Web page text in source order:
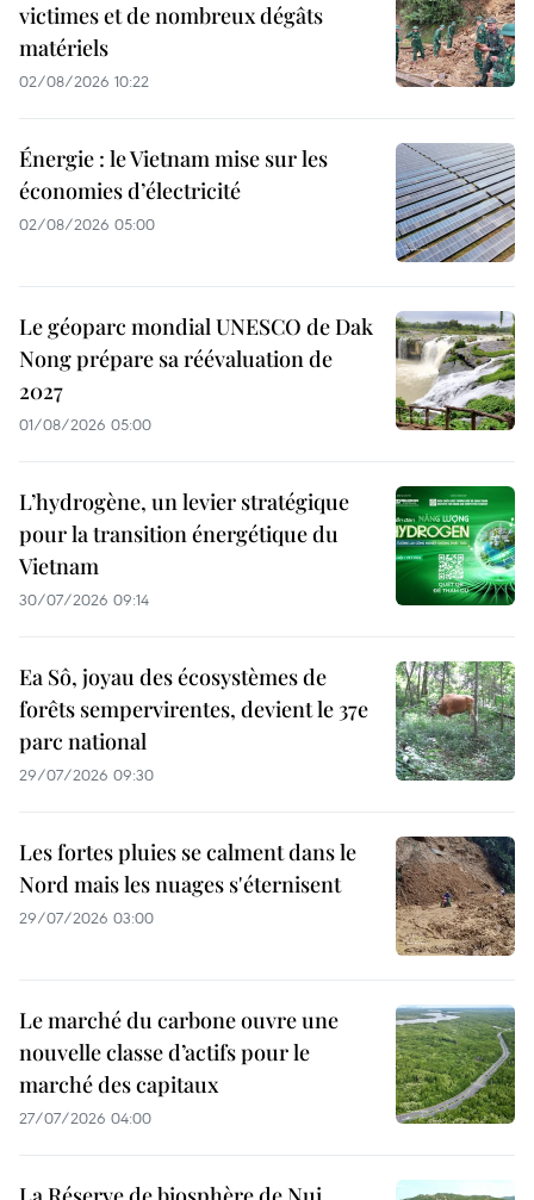
victimes et de nombreux dégâts
matériels
02/08/2026 10:22
Énergie : le Vietnam mise sur les
économies d’électricité
02/08/2026 05:00
Le géoparc mondial UNESCO de Dak
Nong prépare sa réévaluation de
2027
01/08/2026 05:00
L’hydrogène, un levier stratégique
pour la transition énergétique du
Vietnam
30/07/2026 09:14
Ea Sô, joyau des écosystèmes de
forêts sempervirentes, devient le 37e
parc national
29/07/2026 09:30
Les fortes pluies se calment dans le
Nord mais les nuages s'éternisent
29/07/2026 03:00
Le marché du carbone ouvre une
nouvelle classe d’actifs pour le
marché des capitaux
27/07/2026 04:00